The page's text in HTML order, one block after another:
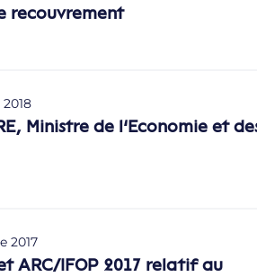
recouvrement
Ministre de l’Economie et
2017
ARC/IFOP 2017 relatif au